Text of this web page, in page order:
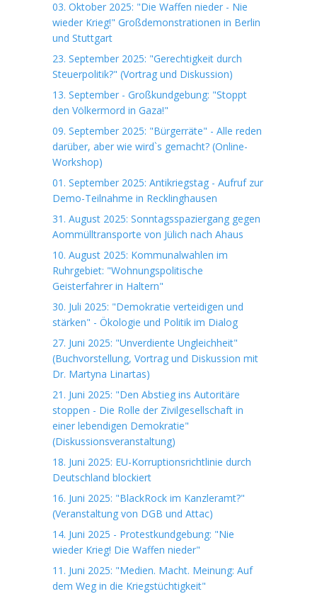
03. Oktober 2025: "Die Waffen nieder - Nie
wieder Krieg!" Großdemonstrationen in Berlin
und Stuttgart
23. September 2025: "Gerechtigkeit durch
Steuerpolitik?" (Vortrag und Diskussion)
13. September - Großkundgebung: "Stoppt
den Völkermord in Gaza!"
09. September 2025: "Bürgerräte" - Alle reden
darüber, aber wie wird`s gemacht? (Online-
Workshop)
01. September 2025: Antikriegstag - Aufruf zur
Demo-Teilnahme in Recklinghausen
31. August 2025: Sonntagsspaziergang gegen
Aommülltransporte von Jülich nach Ahaus
10. August 2025: Kommunalwahlen im
Ruhrgebiet: "Wohnungspolitische
Geisterfahrer in Haltern"
30. Juli 2025: "Demokratie verteidigen und
stärken" - Ökologie und Politik im Dialog
27. Juni 2025: "Unverdiente Ungleichheit"
(Buchvorstellung, Vortrag und Diskussion mit
Dr. Martyna Linartas)
21. Juni 2025: "Den Abstieg ins Autoritäre
stoppen - Die Rolle der Zivilgesellschaft in
einer lebendigen Demokratie"
(Diskussionsveranstaltung)
18. Juni 2025: EU-Korruptionsrichtlinie durch
Deutschland blockiert
16. Juni 2025: "BlackRock im Kanzleramt?"
(Veranstaltung von DGB und Attac)
14. Juni 2025 - Protestkundgebung: "Nie
wieder Krieg! Die Waffen nieder"
11. Juni 2025: "Medien. Macht. Meinung: Auf
dem Weg in die Kriegstüchtigkeit"